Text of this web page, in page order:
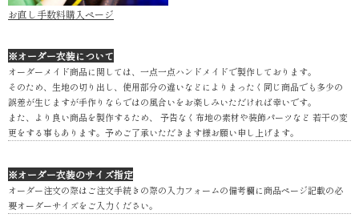
お直し手数料購入ページ
※オーダー衣装について
オーダーメイド商品に関しては、一点一点ハンドメイドで製作しております。
そのため、生地の切り出し、使用部分の違いなどによりまったく同じ商品でも多少の
誤差が生じますが手作りならではの風合いをお楽しみいただければ幸いです。
また、より良い商品を製作するため、 予告なく布地の素材や装飾パーツなど 若干の変
更をする事もあります。予めご了承いただきます様お願い申し上げます。
※オーダー衣装のサイズ指定
オーダー注文の際はご注文手続きの際の入力フォームの備考欄に商品ページ記載の必
要オーダーサイズをご入力ください。